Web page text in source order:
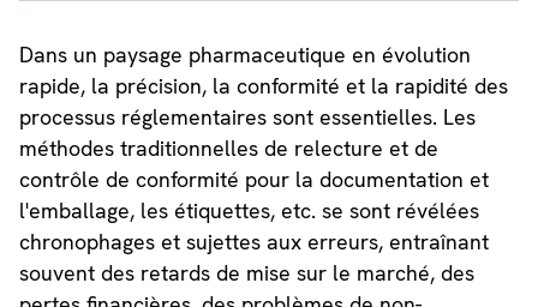
Dans un paysage pharmaceutique en évolution
rapide, la précision, la conformité et la rapidité des
processus réglementaires sont essentielles. Les
méthodes traditionnelles de relecture et de
contrôle de conformité pour la documentation et
l'emballage, les étiquettes, etc. se sont révélées
chronophages et sujettes aux erreurs, entraînant
souvent des retards de mise sur le marché, des